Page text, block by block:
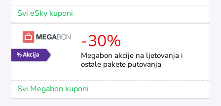
Svi eSky kuponi
-30%
Megabon akcije na ljetovanja i
ostale pakete putovanja
Svi Megabon kuponi